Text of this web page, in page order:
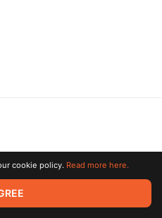
rights reserved. All trademarks
owners.
cookie policy. Read more here.